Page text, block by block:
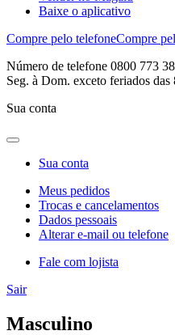
Baixe o aplicativo
Compre pelo telefoneCompre
Número de telefone 0800 773
Seg. à Dom. exceto feriados das
Sua conta
Sua conta
Meus pedidos
Trocas e cancelamentos
Dados pessoais
Alterar e-mail ou telefone
Fale com lojista
Sair
Masculino